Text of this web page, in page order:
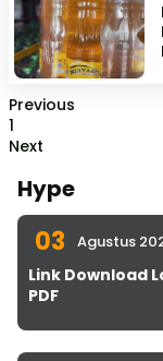
Previous
1
Next
Hype
03 Agustus
Link Download
PDF